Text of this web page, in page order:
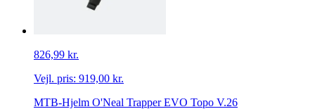
826,99 kr.
Vejl. pris: 919,00 kr.
MTB-Hjelm O'Neal Trapper EVO Topo V.26